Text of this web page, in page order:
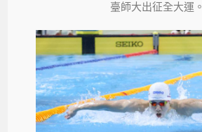
臺師大出征全大運。